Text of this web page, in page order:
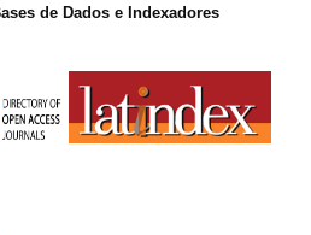
de Dados e Indexadores